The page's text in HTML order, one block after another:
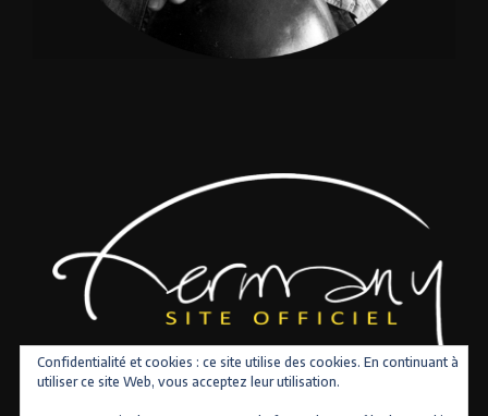
Confidentialité et cookies : ce site utilise des cookies. En continuant à
utiliser ce site Web, vous acceptez leur utilisation.